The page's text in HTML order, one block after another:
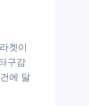
켓이
구감
에 달